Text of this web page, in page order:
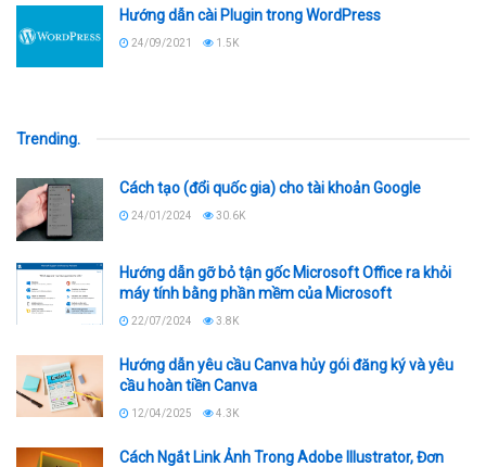
Hướng dẫn cài Plugin trong WordPress
24/09/2021 1.5K
Trending.
Cách tạo (đổi quốc gia) cho tài khoản Google
24/01/2024 30.6K
Hướng dẫn gỡ bỏ tận gốc Microsoft Office ra khỏi
máy tính bằng phần mềm của Microsoft
22/07/2024 3.8K
Hướng dẫn yêu cầu Canva hủy gói đăng ký và yêu
cầu hoàn tiền Canva
12/04/2025 4.3K
Cách Ngắt Link Ảnh Trong Adobe Illustrator, Đơn